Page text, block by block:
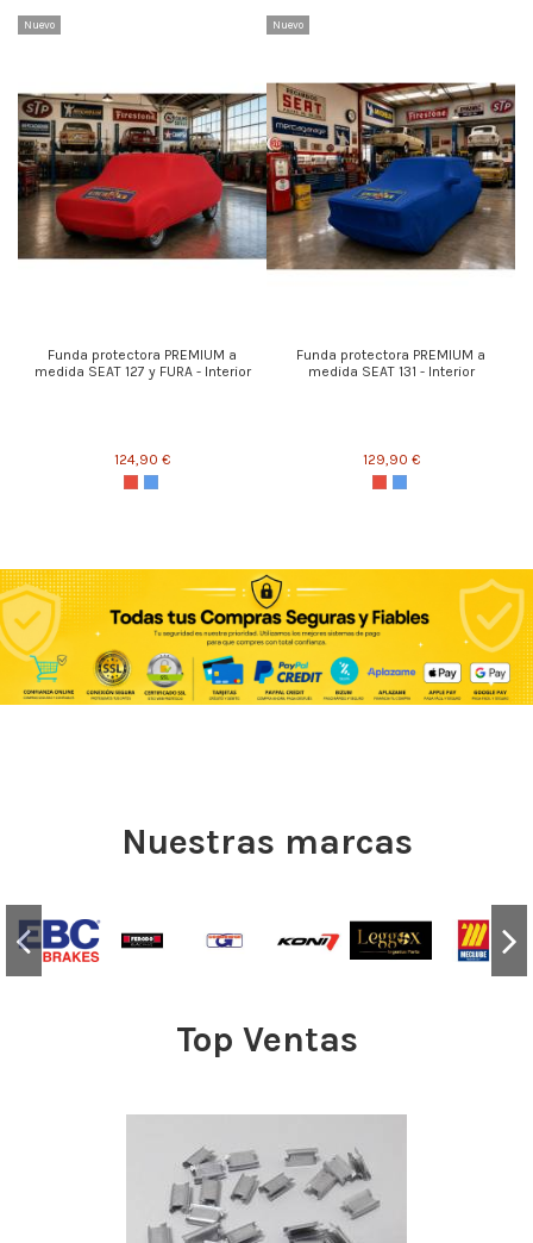
Nuevo
Funda protectora PREMIUM a
medida SEAT 127 y FURA - Interior
124,90 €
Nuevo
Funda protectora PREMIUM a
medida SEAT 131 - Interior
129,90 €
Nuestras marcas
Top Ventas